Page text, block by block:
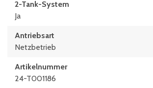
2-Tank-System
Ja
Antriebsart
Netzbetrieb
Artikelnummer
24-T001186